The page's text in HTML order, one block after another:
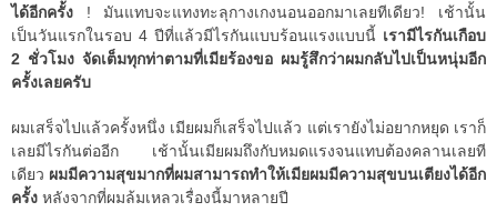
ได้อีกครั้ง ! มันแทบจะแทงทะลุกางเกงนอนออกมาเลยทีเดียว! เช้านั้น
เป็นวันแรกในรอบ 4 ปีที่แล้วมีไรกันแบบร้อนแรงแบบนี้ เรามีไรกันเกือบ
2 ชั่วโมง จัดเต็มทุกท่าตามที่เมียร้องขอ ผมรู้สึกว่าผมกลับไปเป็นหนุ่มอีก
ครั้งเลยครับ
ผมเสร็จไปแล้วครั้งหนึ่ง เมียผมก็เสร็จไปแล้ว แต่เรายังไม่อยากหยุด เราก็
เลยมีไรกันต่ออีก เช้านั้นเมียผมถึงกับหมดแรงจนแทบต้องคลานเลยที
เดียว ผมมีความสุขมากที่ผมสามารถทำให้เมียผมมีความสุขบนเตียงได้อีก
ครั้ง หลังจากที่ผมล้มเหลวเรื่องนี้มาหลายปี